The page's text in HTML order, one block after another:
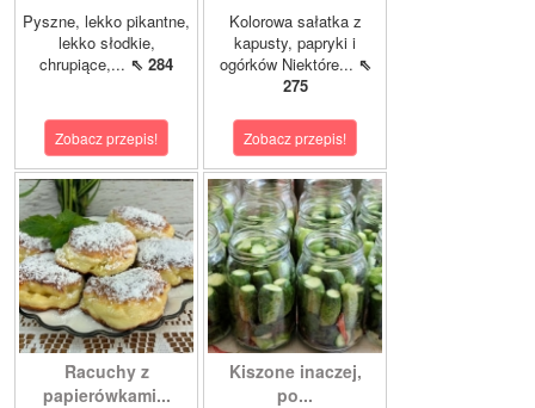
Pyszne, lekko pikantne,
lekko słodkie,
chrupiące,... ⇖ 284
Zobacz przepis!
Kolorowa sałatka z
kapusty, papryki i
ogórków Niektóre... ⇖
275
Zobacz przepis!
Racuchy z
papierówkami...
Kiszone inaczej,
po...